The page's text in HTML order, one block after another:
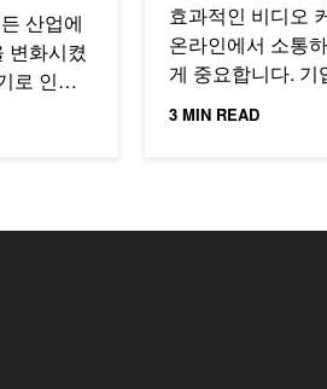
산업에
변화시켰
로 인해
제
효과적인 비디오
온라인에서 소통
게 중요합니다. 기
츠 크리에이터에
3 MIN READ